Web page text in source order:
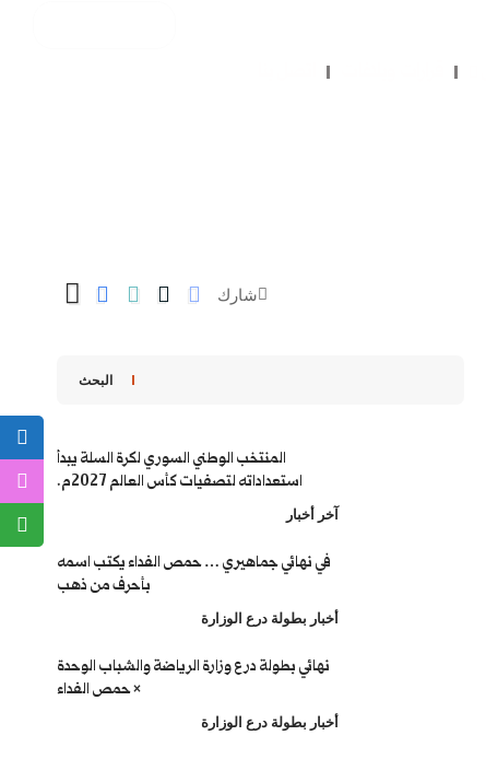
شارك
البحث
المنتخب الوطني السوري لكرة السلة يبدأ
استعداداته لتصفيات كأس العالم 2027م.
آخر أخبار
في نهائي جماهيري … حمص الفداء يكتب اسمه
بأحرف من ذهب
أخبار بطولة درع الوزارة
نهائي بطولة درع وزارة الرياضة والشباب الوحدة
× حمص الفداء
أخبار بطولة درع الوزارة